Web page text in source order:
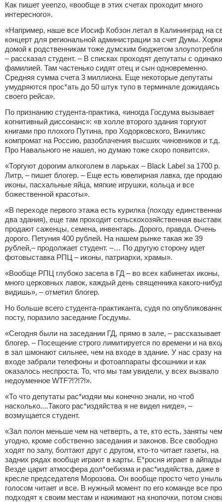
Как пишет yeenzo, «вообще в этих счетах проходит много
интересного».
«Например, наше все Иосиф Кобзон летал в Калининград на
концерт для региональной администрации за счет Думы.
домой к родственникам тоже думским бюджетом
– рассказал студент. – В списках проходят депутаты с
фамилией. Там частенько сидят отец и сын одновременно.
Средняя сумма счета 3 миллиона. Еще некоторые депутаты
умудряются прос*ать до 50 штук тупо в терминале дожидаясь
своего рейса».
По признанию студента-практика, «иногда Госдума вызывает
когнитивный диссонанс»: «в холле второго здания торгуют
книгами про плохого Путина, про Ходорковского, Викиликс
компромат на Россию, разоблачения высших чиновников и т.д.
Про Навального не нашел, но думаю тоже скоро появится».
«Торгуют дорогим алкоголем в ларьках – Black Label за 1700 р.
Литр, – пишет блогер. – Еще есть ювелирная лавка, где
иконы, пасхальные яйца, мягкие игрушки, кольца и все
божественной красоты».
«В переходе первого этажа есть курилка (походу
два здания), еще там проходит сельскохозяйственная
продают саженцы, семена, инвентарь. Дорого, правда. Очень
дорого. Петуния 400 рублей. На нашем рынке такая же 39
рублей,– продолжает студент. –… По другую сторону идет
фотовыставка РПЦ – иконы, патриархи, храмы».
«Вообще РПЦ глубоко засела в ГД – во всех кабинетах иконы,
много церковных лавок, каждый день священника какого-
видишь», – отметил блогер.
Но больше всего студента-практиканта, судя по
посту, поразило заседание Госдумы.
«Сегодня были на заседании ГД, прямо в зале, – рассказывает
блогер. – Посещение строго лимитируется по времени и на
в зал шмонают сильнее, чем на входе в здание. У нас сразу на
входе забрали телефоны и фотоаппараты фсошники и как
оказалось неспроста. То, что мы там увидели, у всех вызвало
недоуменное WTF?!?!?!».
«То что депутаты рас*издяи мы конечно знали, но чтоб
насколько....Такого рас*издяйства я не видел нигде», –
возмущается студент.
«Зал полон меньше чем на четверть, а те, кто есть, заняты чем
угодно, кроме собственно заседания и законов. Все свободно
ходят по залу, болтают друг с другом, кто-то читает газеты, на
задних рядах вообще играют в карты. Е*росня играет в
Везде царит атмосфера дол*оебизма и рас*издяйства, даже в
кресле председателя Морозова. Он вообще просто чето
голосом читает и все. В нужный момент по его команде все
подходят к своим местам и нажимают на кнопочки, потом